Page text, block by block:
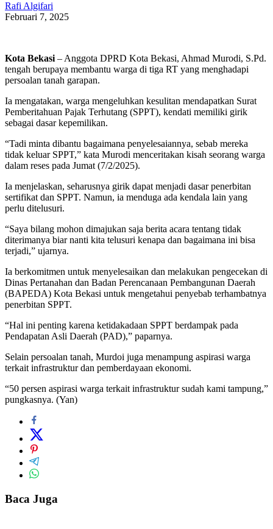
Rafi Algifari
Februari 7, 2025
Kota Bekasi– Anggota DPRD Kota Bekasi, Ahmad Murodi, S.Pd.
tengah berupaya membantu warga di tiga RT yang menghadapi
persoalan tanah garapan.
Ia mengatakan, warga mengeluhkan kesulitan mendapatkan Surat
Pemberitahuan Pajak Terhutang (SPPT), kendati memiliki girik
sebagai dasar kepemilikan.
“Tadi minta dibantu bagaimana penyelesaiannya, sebab mereka
tidak keluar SPPT,” kata Murodi menceritakan kisah seorang warga
dalam reses pada Jumat (7/2/2025).
Ia menjelaskan, seharusnya girik dapat menjadi dasar penerbitan
sertifikat dan SPPT. Namun, ia menduga ada kendala lain yang
perlu ditelusuri.
“Saya bilang mohon dimajukan saja berita acara tentang tidak
diterimanya biar nanti kita telusuri kenapa dan bagaimana ini bisa
terjadi,” ujarnya.
Ia berkomitmen untuk menyelesaikan dan melakukan pengecekan di
Dinas Pertanahan dan Badan Perencanaan Pembangunan Daerah
(BAPEDA) Kota Bekasi untuk mengetahui penyebab terhambatnya
penerbitan SPPT.
“Hal ini penting karena ketidakadaan SPPT berdampak pada
Pendapatan Asli Daerah (PAD),” paparnya.
Selain persoalan tanah, Murdoi juga menampung aspirasi warga
terkait infrastruktur dan pemberdayaan ekonomi.
“50 persen aspirasi warga terkait infrastruktur sudah kami tampung,”
pungkasnya. (Yan)
Baca Juga